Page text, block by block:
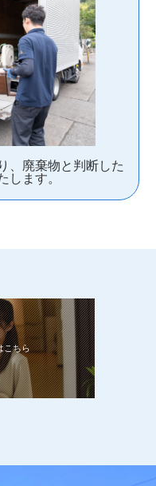
、廃棄物と判断した
します。
こちら